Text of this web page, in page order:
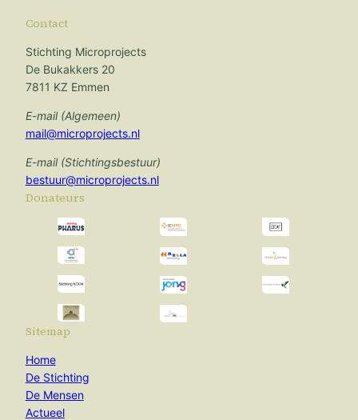
Contact
Stichting Microprojects
De Bukakkers 20
7811 KZ Emmen
E-mail (Algemeen)
mail@microprojects.nl
E-mail (Stichtingsbestuur)
bestuur@microprojects.nl
Donateurs
Sitemap
Home
De Stichting
De Mensen
Actueel